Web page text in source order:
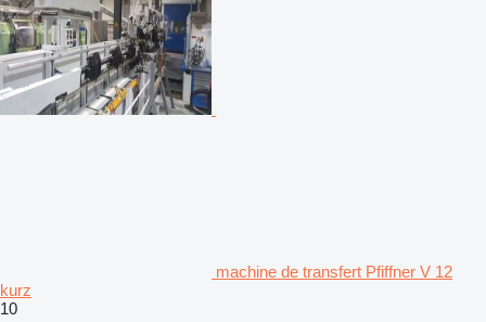
machine de transfert Pfiffner V 12
kurz
10